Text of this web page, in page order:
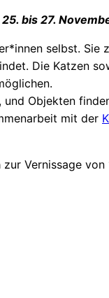
bis 27.
selbst.
Die Katzen
Objekten
mit der
Vernissage